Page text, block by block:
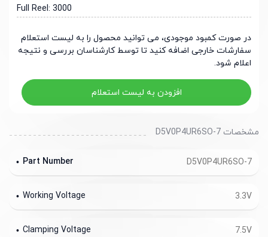
Full Reel: 3000
در صورت کمبود موجودی، می توانید محصول را به لیست استعلام
سفارشات خارجی اضافه کنید تا توسط کارشناسان بررسی و نتیجه
اعلام شود.
افزودن به لیست استعلام
مشخصات D5V0P4UR6SO-7
D5V0P4UR6SO-7
Part Number
3.3V
Working Voltage
7.5V
Clamping Voltage